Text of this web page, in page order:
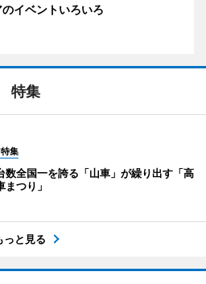
イベントいろいろ
特集
集
数全国一を誇る「山車」が繰り出す「高
まつり」
っと見る